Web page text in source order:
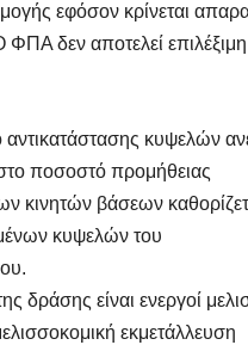
εφόσον κρίνεται
δεν αποτελεί επιλέξιμη
κυψελών
ποσοστό προμήθειας
κινητών βάσεων
κυψελών του
δράσης είναι ενεργοί
εκμετάλλευση